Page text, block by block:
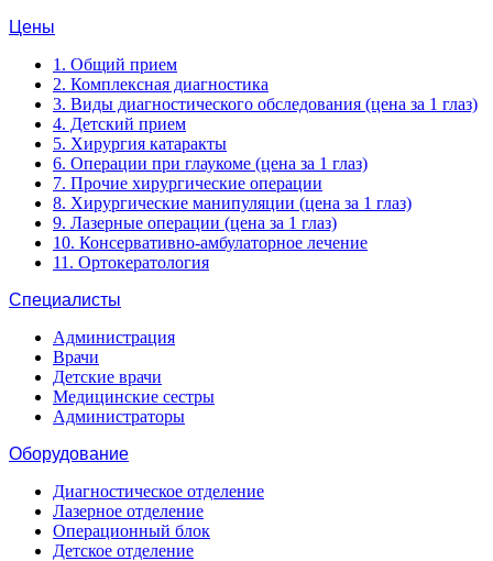
Цены
1. Общий прием
2. Комплексная диагностика
3. Виды диагностического обследования (цена за 1 глаз)
4. Детский прием
5. Хирургия катаракты
6. Операции при глаукоме (цена за 1 глаз)
7. Прочие хирургические операции
8. Хирургические манипуляции (цена за 1 глаз)
9. Лазерные операции (цена за 1 глаз)
10. Консервативно-амбулаторное лечение
11. Ортокератология
Специалисты
Администрация
Врачи
Детские врачи
Медицинские сестры
Администраторы
Оборудование
Диагностическое отделение
Лазерное отделение
Операционный блок
Детское отделение